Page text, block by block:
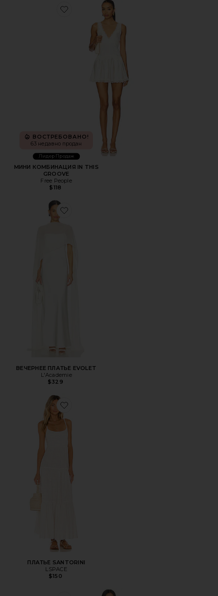
Favorite МИНИ КОМБИНАЦИЯ IN THIS GROOVE
ВОСТРЕБОВАНО!
63 недавно продан
Лидер Продаж
МИНИ КОМБИНАЦИЯ IN THIS
GROOVE
Free People
$118
Favorite ВЕЧЕРНЕЕ ПЛАТЬЕ EVOLET
ВЕЧЕРНЕЕ ПЛАТЬЕ EVOLET
L'Academie
$329
Favorite ПЛАТЬЕ SANTORINI
ПЛАТЬЕ SANTORINI
LSPACE
$150